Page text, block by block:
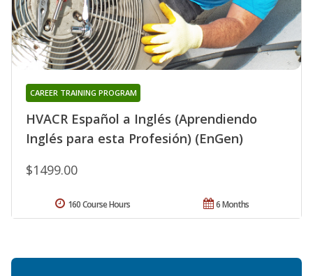
HVACR Español a Inglés (Aprendiendo
Inglés para esta Profesión) (EnGen)
CAREER TRAINING PROGRAM
$1499.00
6 Months
160 Course Hours